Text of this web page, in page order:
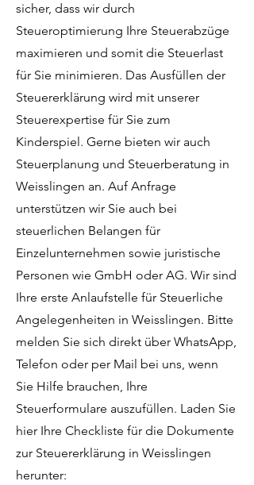
sicher, dass wir durch
Steueroptimierung Ihre Steuerabzüge
maximieren und somit die Steuerlast
für Sie minimieren. Das Ausfüllen der
Steuererklärung wird mit unserer
Steuerexpertise für Sie zum
Kinderspiel. Gerne bieten wir auch
Steuerplanung und Steuerberatung in
Weisslingen an. Auf Anfrage
unterstützen wir Sie auch bei
steuerlichen Belangen für
Einzelunternehmen sowie juristische
Personen wie GmbH oder AG. Wir sind
Ihre erste Anlaufstelle für Steuerliche
Angelegenheiten in Weisslingen. Bitte
melden Sie sich direkt über WhatsApp,
Telefon oder per Mail bei uns, wenn
Sie Hilfe brauchen, Ihre
Steuerformulare auszufüllen. Laden Sie
hier Ihre Checkliste für die Dokumente
zur Steuererklärung in Weisslingen
herunter: